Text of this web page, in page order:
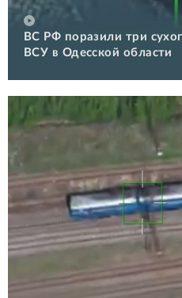
ВС РФ поразили три
ВСУ в Одесской области